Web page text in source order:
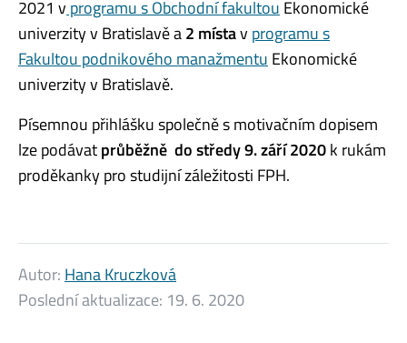
2021 v programu s Obchodní fakultou Ekonomické
univerzity v Bratislavě a2 místav programu s
Fakultou podnikového manažmentu Ekonomické
univerzity v Bratislavě.
Písemnou přihlášku společně s motivačním dopisem
lze podávatprůběžně do středy 9. září 2020k rukám
proděkanky pro studijní záležitosti FPH.
Autor: Hana Kruczková
Poslední aktualizace: 19. 6. 2020